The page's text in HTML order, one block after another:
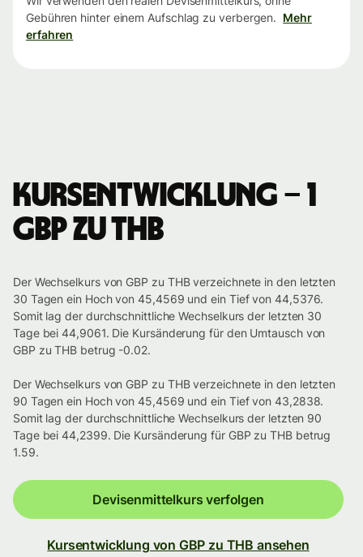
Gebühren hinter einem Aufschlag zu verbergen. Mehr
erfahren
Kursentwicklung – 1
GBP zu THB
Der Wechselkurs von GBP zu THB verzeichnete in den letzten
30 Tagen ein Hoch von 45,4569 und ein Tief von 44,5376.
Somit lag der durchschnittliche Wechselkurs der letzten 30
Tage bei 44,9061. Die Kursänderung für den Umtausch von
GBP zu THB betrug -0.02.
Der Wechselkurs von GBP zu THB verzeichnete in den letzten
90 Tagen ein Hoch von 45,4569 und ein Tief von 43,2838.
Somit lag der durchschnittliche Wechselkurs der letzten 90
Tage bei 44,2399. Die Kursänderung für GBP zu THB betrug
1.59.
Devisenmittelkurs verfolgen
Kursentwicklung von GBP zu THB ansehen